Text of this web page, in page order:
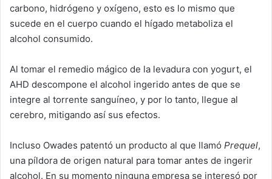
carbono, hidrógeno y oxígeno, esto es lo mismo que
sucede en el cuerpo cuando el hígado metaboliza el
alcohol consumido.
Al tomar el remedio mágico de la levadura con yogurt, el
AHD descompone el alcohol ingerido antes de que se
integre al torrente sanguíneo, y por lo tanto, llegue al
cerebro, mitigando así sus efectos.
Incluso Owades patentó un producto al que llamó Prequel,
una píldora de origen natural para tomar antes de ingerir
alcohol. En su momento ninguna empresa se interesó por